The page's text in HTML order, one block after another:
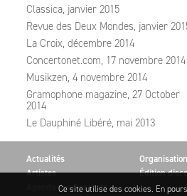
Classica, janvier 2015
Revue des Deux Mondes, janvier
La Croix, décembre 2014
Concertonet.com, 17 novembre 2014
Musikzen, 4 novembre 2014
Gramophone magazine, 27 October
2014
Le Dauphiné Libéré, mai 2013
Actualités
Artistes
Agenda des Concerts
Édition
Ce site utilise des cookies. En